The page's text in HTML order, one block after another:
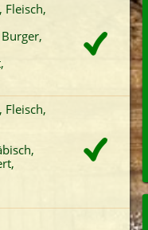
Fleisch,
Fleisch,